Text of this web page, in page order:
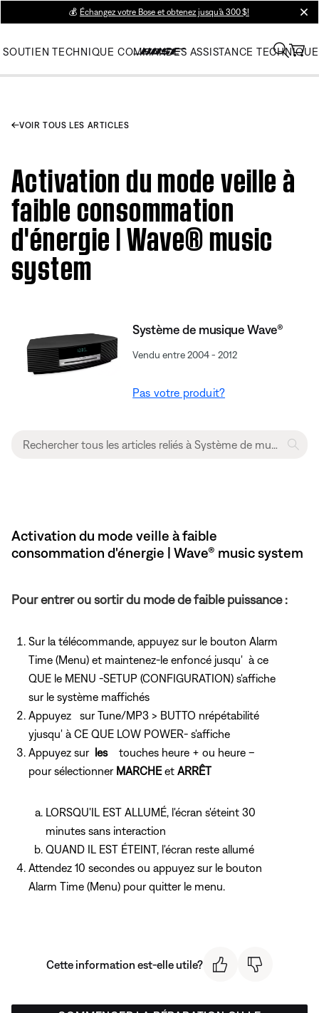
💰 Échangez votre Bose et obtenez jusqu’à 300 $!
SOUTIEN TECHNIQUE COMMANDES ASSISTANCE TECHNIQUE
VOIR TOUS LES ARTICLES
Activation du mode veille à
faible consommation
d'énergie | Wave® music
system
Système de musique Wave®
Vendu entre 2004 - 2012
Pas votre produit?
Activation du mode veille à faible
consommation d'énergie | Wave® music system
Pour entrer ou sortir du mode de faible puissance :
Sur la télécommande, appuyez sur le bouton Alarm
Time (Menu) et maintenez-le enfoncé jusqu' à ce
QUE le MENU -SETUP (CONFIGURATION) s'affiche
sur le système maffichés
Appuyez
sur Tune/MP3 > BUTTO nrépétabilité
yjusqu' à CE QUE LOW POWER- s'affiche
Appuyez sur les
touches heure + ou heure –
pour sélectionner MARCHEet ARRÊT
LORSQU'IL EST ALLUMÉ, l'écran s'éteint 30
minutes sans interaction
QUAND IL EST ÉTEINT, l'écran reste allumé
Attendez 10 secondes ou appuyez sur le bouton
Alarm Time (Menu) pour quitter le menu.
Cette information est-elle utile?